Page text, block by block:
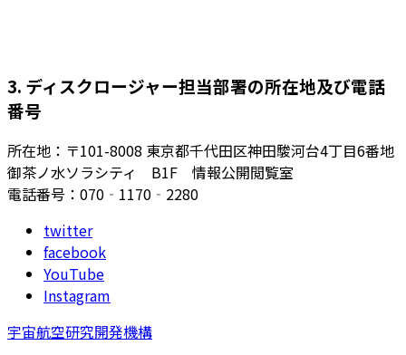
3. ディスクロージャー担当部署の所在地及び電話
番号
所在地：〒101-8008 東京都千代田区神田駿河台4丁目6番地
御茶ノ水ソラシティ B1F 情報公開閲覧室
電話番号：070‐1170‐2280
twitter
facebook
YouTube
Instagram
宇宙航空研究開発機構